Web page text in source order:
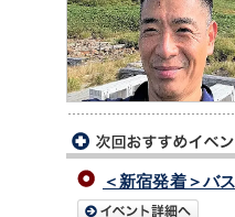
＜新宿発着＞バ